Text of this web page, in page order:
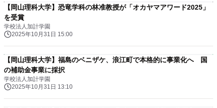
【岡山理科大学】恐竜学科の林准教授が「オカヤマアワード2025」
を受賞
学校法人加計学園
2025年10月31日 15:00
【岡山理科大学】福島のベニザケ、浪江町で本格的に事業化へ 国
の補助金事業に採択
学校法人加計学園
2025年10月31日 13:10